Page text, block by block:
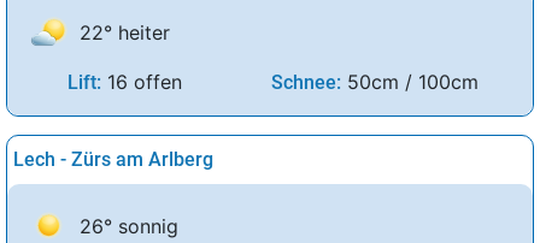
22° heiter
Lift: 16 offen Schnee: 50cm / 100cm
Lech - Zürs am Arlberg
26° sonnig